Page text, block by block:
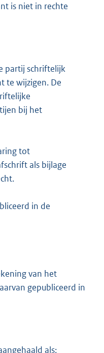
is niet in rechte
partij schriftelijk
te wijzigen. De
bij het
tot
als bijlage
in de
van het
gepubliceerd in
als: